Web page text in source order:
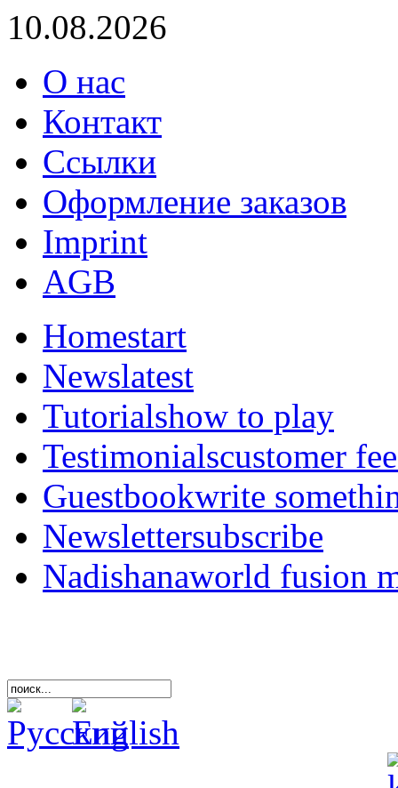
10.08.2026
О нас
Контакт
Ссылки
Оформление заказов
Imprint
AGB
Homestart
Newslatest
Tutorialshow to play
Testimonialscustomer
Guestbookwrite
Newslettersubscribe
Nadishanaworld fusion